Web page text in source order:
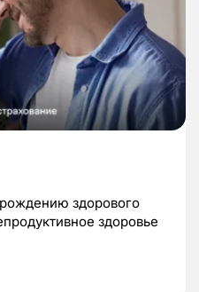
здорового
здоровье